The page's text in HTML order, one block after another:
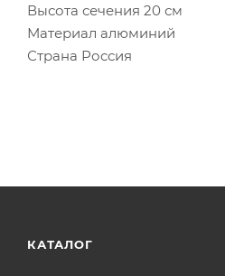
Высота сечения 20 см
Материал алюминий
Страна Россия
КАТАЛОГ